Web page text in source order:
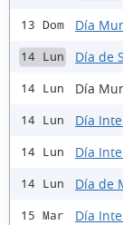
13 Dom Día
14 Lun Día de
14 Lun Día
14 Lun Día
14 Lun Día
14 Lun Día de
15 Mar Día